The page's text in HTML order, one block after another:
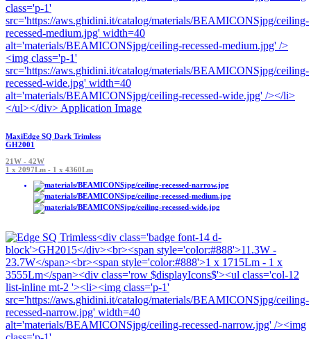
MaxiEdge SQ Dark Trimless
GH2001
21W - 42W
1 x 2097Lm - 1 x 4360Lm